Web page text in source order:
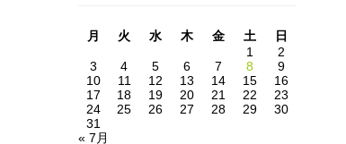
月 火 水 木 金 土
日
1
2
3
4 5 6 7 8
9
10
11 12 13 14 15
16
17
18 19 20 21 22
23
24
25 26 27 28 29
30
31
« 7月